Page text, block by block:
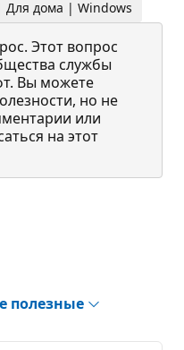
Для дома | Windows
Этот вопрос
службы
Вы можете
но не
или
на этот
полезные